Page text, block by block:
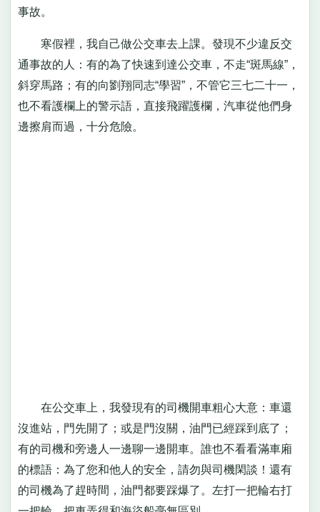
事故。
寒假裡，我自己做公交車去上課。發現不少違反交
通事故的人：有的為了快速到達公交車，不走“斑馬線”，
斜穿馬路；有的向劉翔同志“學習”，不管它三七二十一，
也不看護欄上的警示語，直接飛躍護欄，汽車從他們身
邊擦肩而過，十分危險。
在公交車上，我發現有的司機開車粗心大意：車還
沒進站，門先開了；或是門沒關，油門已經踩到底了；
有的司機和旁邊人一邊聊一邊開車。誰也不看看滿車廂
的標語：為了您和他人的安全，請勿與司機閑談！還有
的司機為了趕時間，油門都要踩爆了。左打一把輪右打